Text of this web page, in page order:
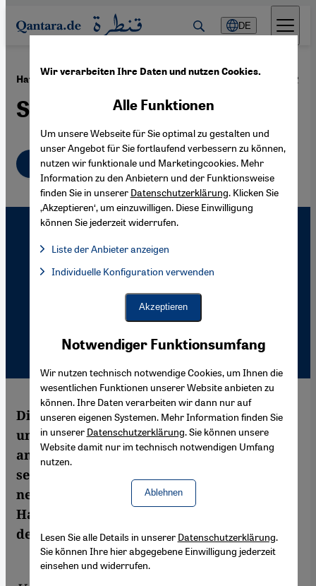
Direkt zum Inhalt springen
DE
Haftstrafe für ägyptischen Schauspieler Adel Imam ·17.05.2012
Schluss mit lustig
Deutsch English عربي
Die Verurteilung des berühmten Komikers
und Schauspielers Adel Imam wegen
angeblicher Beleidigung des Islam in einem
seiner Filme wirft ein Schlaglicht auf die
neue Machtdemonstration muslimischer
Hardliner und die zunehmende Bedrohung
der Meinungsfreiheit in Ägypten.
Wir verarbeiten Ihre Daten und nutzen Cookies.
Notwendiger Funktionsumfang
Wir nutzen technisch notwendige Cookies, um Ihnen die
wesentlichen Funktionen unserer Website anbieten zu
können. Ihre Daten verarbeiten wir dann nur auf
unseren eigenen Systemen. Mehr Information finden Sie
in unserer Datenschutzerklärung. Sie können unsere
Website damit nur im technisch notwendigen Umfang
nutzen.
Ablehnen
Alle Funktionen
Um unsere Webseite für Sie optimal zu gestalten und
unser Angebot für Sie fortlaufend verbessern zu können,
nutzen wir funktionale und Marketingcookies. Mehr
Information zu den Anbietern und der Funktionsweise
finden Sie in unserer Datenschutzerklärung. Klicken Sie
‚Akzeptieren‘, um einzuwilligen. Diese Einwilligung
können Sie jederzeit widerrufen.
Liste der Anbieter anzeigen
Facebook Embed / Facebook Connect, Google Maps Embed,
Facebook Embed / Facebook Connect
Google Maps Embed
Individuelle Konfiguration verwenden
Akzeptieren
Lesen Sie alle Details in unserer Datenschutzerklärung.
Sie können Ihre hier abgegebene Einwilligung jederzeit
einsehen und widerrufen.